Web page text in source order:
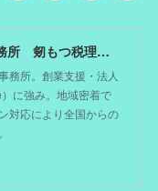
大阪吹田市の税理士事務所 剱もつ税理士（北摂オフィス）―かつてdoctorを目指した税理士が企業のホームドクターとしてあなたの事業をサポート。税理士が直接担当する『かかりつけ税理士』
務所。創業支援・法人
に強み。地域密着で
対応により全国からの